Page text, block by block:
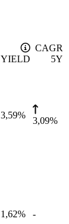
YIELD
CAGR
5Y
3,59%
3,09%
1,62% -